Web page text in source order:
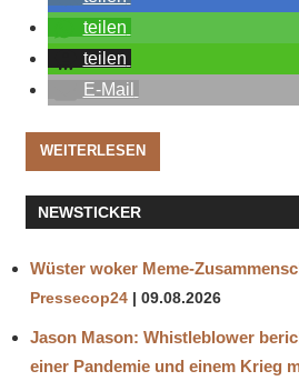
teilen
teilen
E-Mail
WEITERLESEN
NEWSTICKER
Wüster woker Meme-
Pressecop24 09.08.2026
Jason Mason: Whistleblower
einer Pandemie und einem Krieg